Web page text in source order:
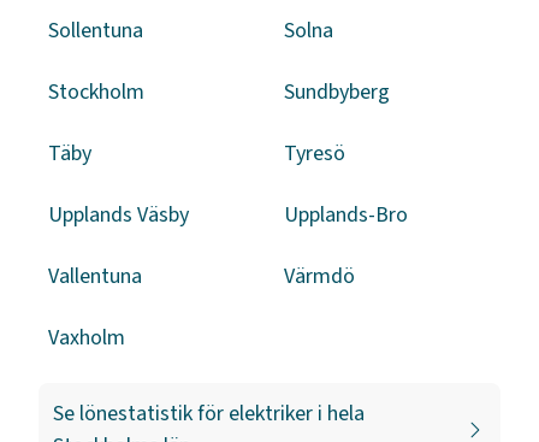
Sollentuna Solna
Stockholm Sundbyberg
Täby Tyresö
Upplands Väsby Upplands-Bro
Vallentuna Värmdö
Vaxholm
Se lönestatistik för elektriker i hela